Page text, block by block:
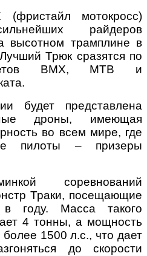
мотокросс)
райдеров
высотном трамплине в
Трюк сразятся по
BMX, MTB и
будет представлена
дроны, имеющая
во всем мире, где
пилоты – призеры
соревнований
Траки, посещающие
году. Масса такого
4 тонны, а мощность
более 1500 л.с., что дает
до скорости